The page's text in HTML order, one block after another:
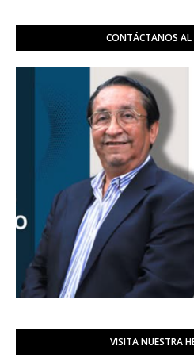
CONTÁCTANOS
VISITA NUESTRA